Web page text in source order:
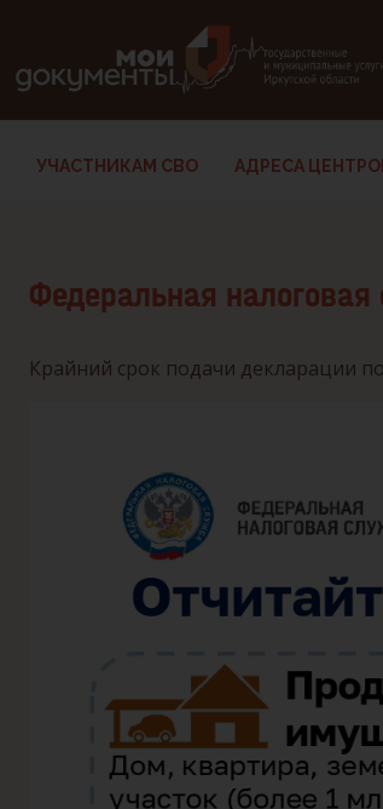
УЧАСТНИКАМ СВО АДРЕСА
Федеральная
Крайний срок подачи декларации